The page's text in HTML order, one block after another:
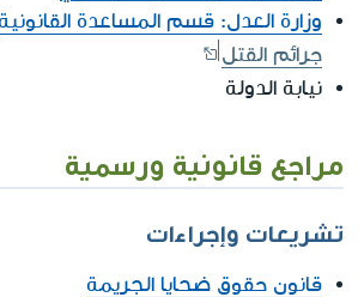
وزارة العدل: قسم المساعدة القانونية
جرائم القتل
نيابة الدولة
مراجع قانونية ورسمية
تشريعات وإجراءات
قانون حقوق ضحايا الجريمة